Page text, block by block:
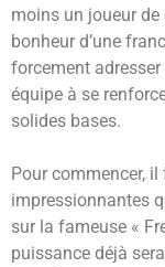
moins un joueur
bonheur d’une
forcement adresser
équipe à se
solides bases.
Pour commencer,
impressionnantes
sur la fameuse «
puissance déjà